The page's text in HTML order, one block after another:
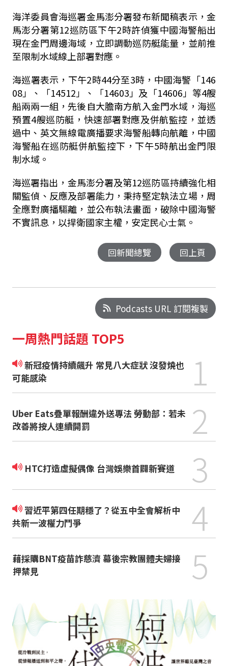
海洋委員會海巡署金馬澎分署發布新聞稿表示，金
馬澎分署第12巡防區下午2時許偵獲中國海警船出
現在金門周邊海域，立即調動巡防艇能量，並前推
至限制水域線上部署對應。
海巡署表示，下午2時44分至3時，中國海警「146
08」、「14512」、「14603」及「14606」等4艘
船兩兩一組，先後自大膽南方航入金門水域，海巡
預置4艘巡防艇，快速部署對應及併航監控，並透
過中、英文無線電廣播要求海警船轉向航離，中國
海警船在巡防艇併航監控下，下午5時航出金門限
制水域。
海巡署指出，金馬澎分署及第12巡防區持續強化相
關監偵、反應及部署能力，秉持堅定執法立場，周
全應對廣播驅離，並公布執法畫面，破除中國海警
不實訊息，以捍衛國家主權，安定民心士氣。
回新聞總覽 回上頁
Podcasts URL 訂閱複製
一周熱門話題 TOP5
新冠疫情持續飆升 常見八大症狀 沒發燒也
可能感染
1
Uber Eats疊單報酬違外送專法 勞動部：若未
改善將按人連續開罰
2
HTC打造虛擬偶像 台灣娛樂首闢新賽道 3
習近平第四任期穩了？從五中全會解析中
共新一波權力鬥爭
4
藉採購BNT疫苗詐慈濟 幕後宗教團體夫婦接
押禁見
5